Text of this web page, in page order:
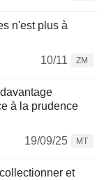
n'est plus à
10/11
ZM
à la prudence
19/09/25
MT
et